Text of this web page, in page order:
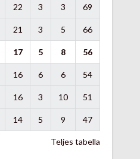
22 3 3 69
21 3 5 66
17 5 8 56
16 6 6 54
16 3 10 51
14 5 9 47
Teljes tabella